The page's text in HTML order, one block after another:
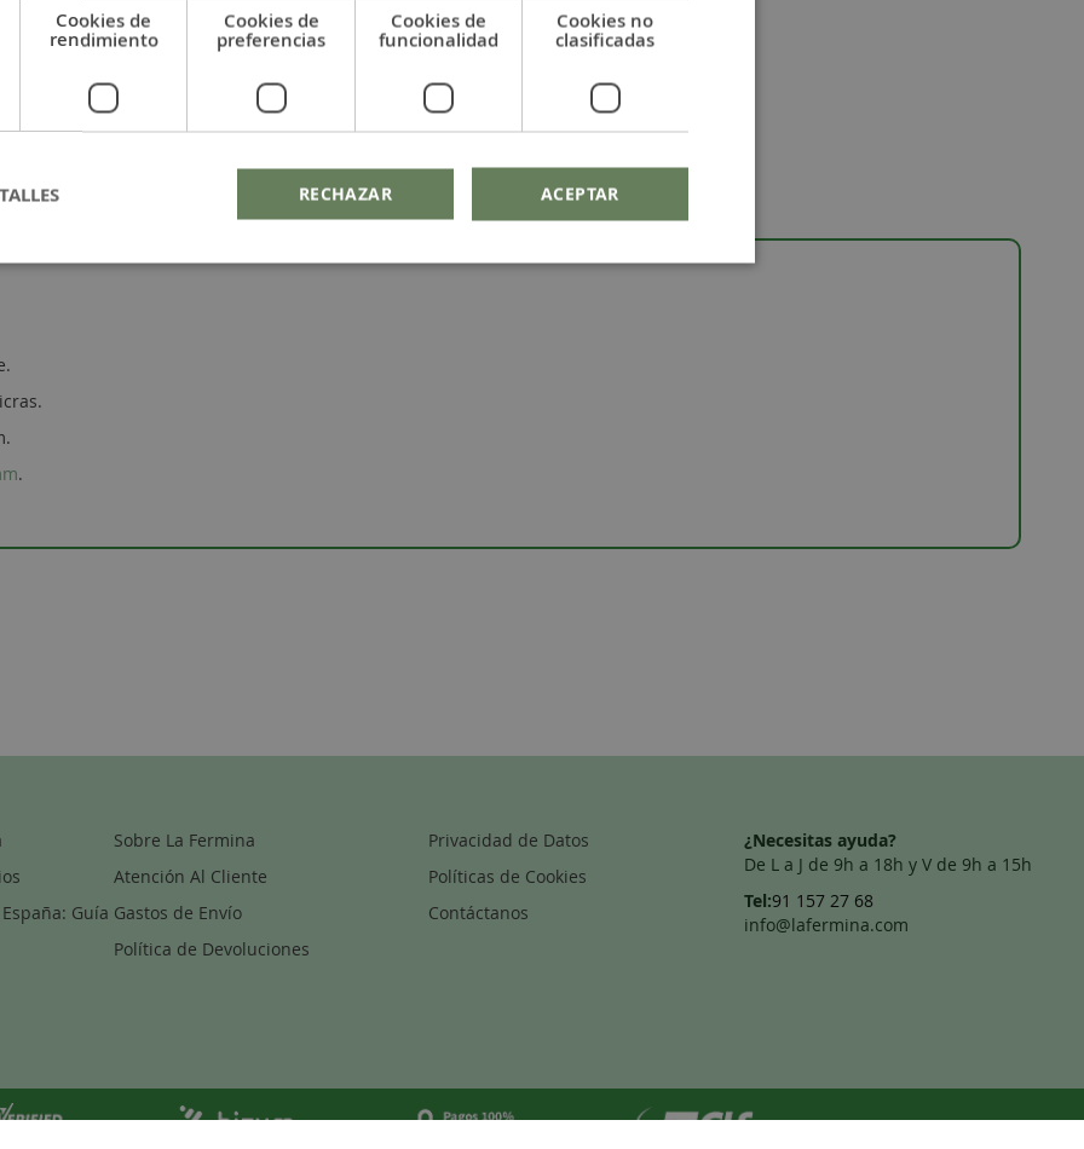
.
Guía
Sobre La Fermina
Atención Al Cliente
Gastos de Envío
Política de Devoluciones
Privacidad de Datos
Políticas de Cookies
Contáctanos
¿Necesitas ayuda?
De L a J de 9h a 18h y V de 9h a 15h
Tel:91 157 27 68
info@lafermina.com
Cookies de
rendimiento
Cookies de
preferencias
Cookies de
funcionalidad
Cookies no
clasificadas
ACEPTAR
RECHAZAR